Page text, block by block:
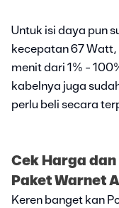
Untuk isi daya pun
kecepatan 67
menit dari 1% -
kabelnya juga
perlu beli secara
Cek Harga dan
Paket Warnet
Keren banget kan